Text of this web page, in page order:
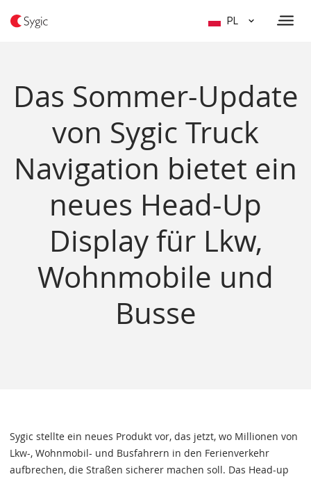
PL
Das Sommer-Update
von Sygic Truck
Navigation bietet ein
neues Head-Up
Display für Lkw,
Wohnmobile und
Busse
Sygic stellte ein neues Produkt vor, das jetzt, wo Millionen von
Lkw-, Wohnmobil- und Busfahrern in den Ferienverkehr
aufbrechen, die Straßen sicherer machen soll. Das Head-up